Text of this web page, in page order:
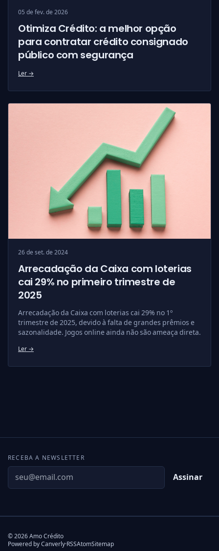
05 de fev. de 2026
Otimiza Crédito: a melhor opção
para contratar crédito consignado
público com segurança
Ler →
26 de set. de 2024
Arrecadação da Caixa com loterias
cai 29% no primeiro trimestre de
2025
Arrecadação da Caixa com loterias cai 29% no 1º
trimestre de 2025, devido à falta de grandes prêmios e
sazonalidade. Jogos online ainda não são ameaça direta.
Ler →
RECEBA A NEWSLETTER
Assinar
© 2026 Amo Crédito
Powered by Canverly(abre em nova aba)
·RSSAtomSitemap